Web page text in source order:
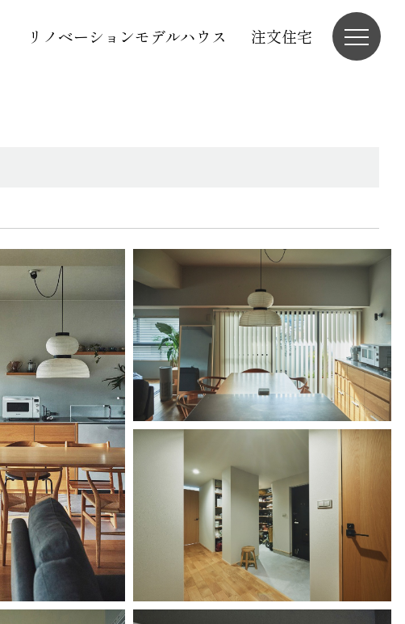
リノベーションモデルハウス 注文住宅